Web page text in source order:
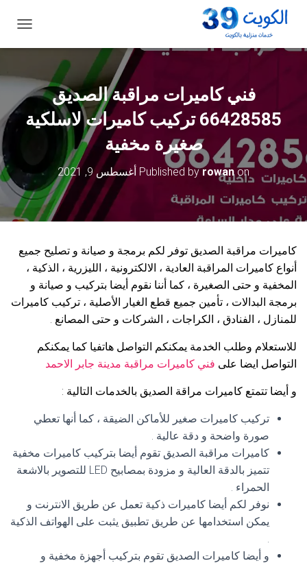
ب
ا
فني كاميرات مراقبة الصديق
66428585 تركيب كاميرات لاسلكية
صغيرة مخفية
Published byrowanon أغسطس 9, 2021
كاميرات مراقبة الصديق توفر لكم برمجة و صيانة و تصليح جميع
أنواع كاميرات المراقبة العادية ، الالكترونية ، الليزرية ، الذكية ،
المخفية و حتى الصغيرة ، كما أننا نقوم أيضا بتركيب و صيانة و
برمجة البدالات ، تأمين جميع قطع الغيار الأصلية ، تركيب كاميرات
للمنازل ، الفنادق ، الكراجات ، الشركات و حتى المصانع .
للاستعلام وطلب الخدمة يمكنكم التواصل هاتفيا كما يمكنكم
التواصل ايضا على فني كاميرات مراقبة مدينة جابر الاحمد
و أيضا تتمتع كاميرات مراقة الصديق بالخدمات التالية :
تركيب كاميرات صغير للأماكن الضيقة ، كما أنها تعطي
صورة واضحة و دقة عالية .
كاميرات مراقبة الصديق تقوم أيضا بتركيب كاميرات مخفية
تتميز بالدقة العالية و مزودة بمصابيح LED للتصوير بالاشعة
الحمراء .
نوفر لكم أيضا كاميرات ذكية تعمل عن طريق الانترنت و
يمكن استخدامها عن طريق تطبيق يثبت على الهواتف الذكية
.
و أيضا كاميرات الصديق تقوم بتركيب أجهزة مخفية و